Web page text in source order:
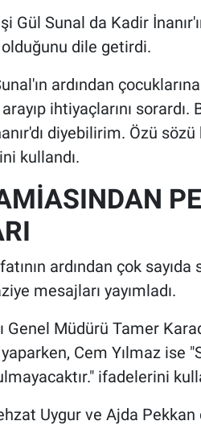
Gül Sunal da Kadir
dile getirdi.
ardından
ihtiyaçlarını
diyebilirim. Özü
kullandı.
ardından çok
mesajları yayımladı.
Genel Müdürü Tamer
yaparken, Cem Yılmaz ise
ifadelerini
Uygur ve Ajda Pekkan